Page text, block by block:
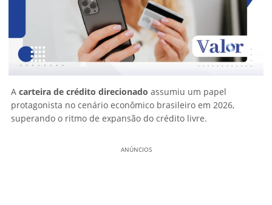
A carteira de crédito direcionado assumiu um papel
protagonista no cenário econômico brasileiro em 2026,
superando o ritmo de expansão do crédito livre.
ANÚNCIOS